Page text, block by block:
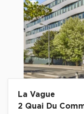
La Vague
2 Quai Du